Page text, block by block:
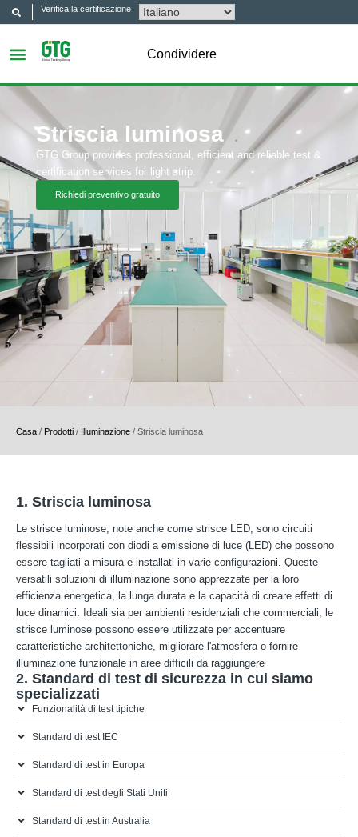
Verifica la certificazione
Condividere
Striscia luminosa
GTG Group provides professional, efficient and reliable test &
certification services for light strip.
Richiedi preventivo gratuito
Casa / Prodotti / Illuminazione / Striscia luminosa
1. Striscia luminosa
Le strisce luminose, note anche come strisce LED, sono circuiti
flessibili incorporati con diodi a emissione di luce (LED) che possono
essere tagliati a misura e installati in varie configurazioni. Queste
versatili soluzioni di illuminazione sono apprezzate per la loro
efficienza energetica, la lunga durata e la capacità di creare effetti di
luce dinamici. Ideali sia per ambienti residenziali che commerciali, le
strisce luminose possono essere utilizzate per accentuare
caratteristiche architettoniche, migliorare l'atmosfera o fornire
illuminazione funzionale in aree difficili da raggiungere
2. Standard di test di sicurezza in cui siamo
specializzati
Funzionalità di test tipiche
Standard di test IEC
Standard di test in Europa
Standard di test degli Stati Uniti
Standard di test in Australia